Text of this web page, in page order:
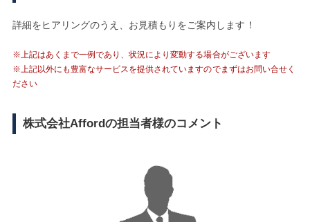
詳細をヒアリングのうえ、お見積もりをご案内します！
※上記はあくまで一例であり、状況により変動する場合がございます
※上記以外にも豊富なサービスを提供されていますのでまずはお問い合せく
ださい
株式会社Affordの担当者様のコメント